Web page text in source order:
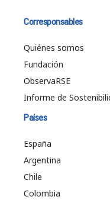
Corresponsables
Quiénes somos
Fundación
ObservaRSE
Informe de
Países
España
Argentina
Chile
Colombia